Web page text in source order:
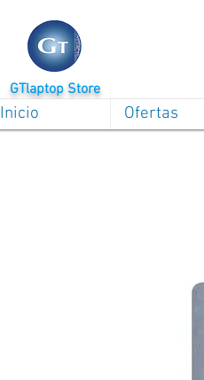
GTlaptop Store
Inicio
Ofertas